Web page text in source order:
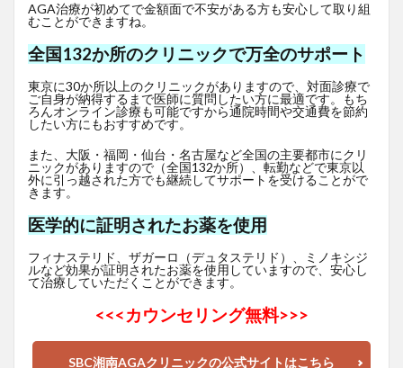
AGA治療が初めてで金額面で不安がある方も安心して取り組
むことができますね。
全国132か所のクリニックで万全のサポート
東京に30か所以上のクリニックがありますので、対面診療で
ご自身が納得するまで医師に質問したい方に最適です。もち
ろんオンライン診療も可能ですから通院時間や交通費を節約
したい方にもおすすめです。
また、大阪・福岡・仙台・名古屋など全国の主要都市にクリ
ニックがありますので（全国132か所）、転勤などで東京以
外に引っ越された方でも継続してサポートを受けることがで
きます。
医学的に証明されたお薬を使用
フィナステリド、ザガーロ（デュタステリド）、ミノキシジ
ルなど効果が証明されたお薬を使用していますので、安心し
て治療していただくことができます。
<<<カウンセリング無料>>>
SBC湘南AGAクリニックの公式サイトはこちら